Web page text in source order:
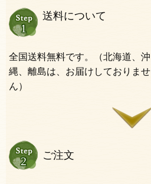
送料について
全国送料無料です。（北海道、沖
縄、離島は、お届けしておりませ
ん）
ご注文